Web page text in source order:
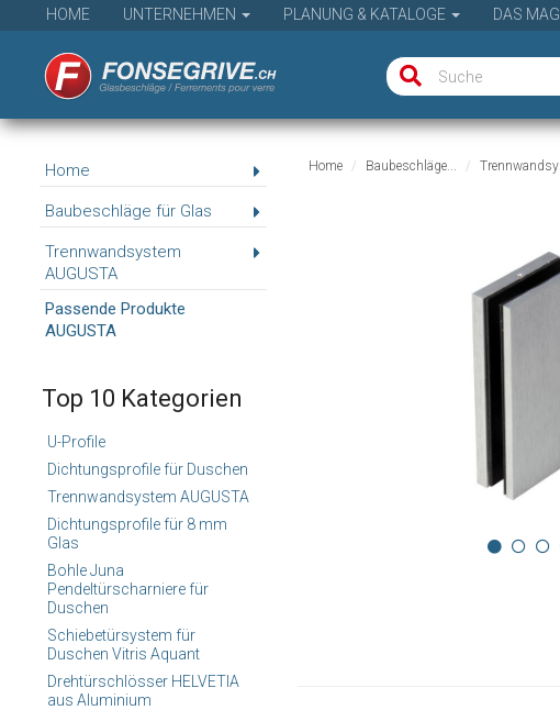
HOME UNTERNEHMEN PLANUNG & KATALOGE DAS
Home
Baubeschläge für Glas
Trennwandsystem
AUGUSTA
Passende Produkte
AUGUSTA
Top 10 Kategorien
U-Profile
Dichtungsprofile für Duschen
Trennwandsystem AUGUSTA
Dichtungsprofile für 8 mm
Glas
Bohle Juna
Pendeltürscharniere für
Duschen
Schiebetürsystem für
Duschen Vitris Aquant
Drehtürschlösser HELVETIA
aus Aluminium
Home Baubeschläge...